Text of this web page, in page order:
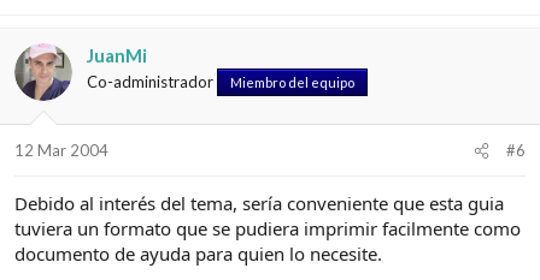
JuanMi
Co-administrador Miembro del equipo
12 Mar 2004 #6
Debido al interés del tema, sería conveniente que esta guia
tuviera un formato que se pudiera imprimir facilmente como
documento de ayuda para quien lo necesite.